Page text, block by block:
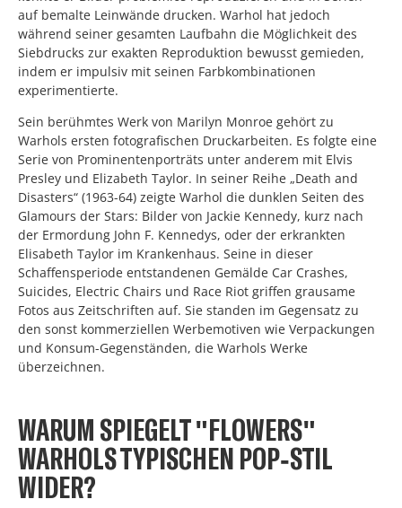
auf bemalte Leinwände drucken. Warhol hat jedoch
während seiner gesamten Laufbahn die Möglichkeit des
Siebdrucks zur exakten Reproduktion bewusst gemieden,
indem er impulsiv mit seinen Farbkombinationen
experimentierte.
Sein berühmtes Werk von Marilyn Monroe gehört zu
Warhols ersten fotografischen Druckarbeiten. Es folgte eine
Serie von Prominentenporträts unter anderem mit Elvis
Presley und Elizabeth Taylor. In seiner Reihe „Death and
Disasters“ (1963-64) zeigte Warhol die dunklen Seiten des
Glamours der Stars: Bilder von Jackie Kennedy, kurz nach
der Ermordung John F. Kennedys, oder der erkrankten
Elisabeth Taylor im Krankenhaus. Seine in dieser
Schaffensperiode entstandenen Gemälde Car Crashes,
Suicides, Electric Chairs und Race Riot griffen grausame
Fotos aus Zeitschriften auf. Sie standen im Gegensatz zu
den sonst kommerziellen Werbemotiven wie Verpackungen
und Konsum-Gegenständen, die Warhols Werke
überzeichnen.
WARUM SPIEGELT "FLOWERS"
WARHOLS TYPISCHEN POP-STIL
WIDER?